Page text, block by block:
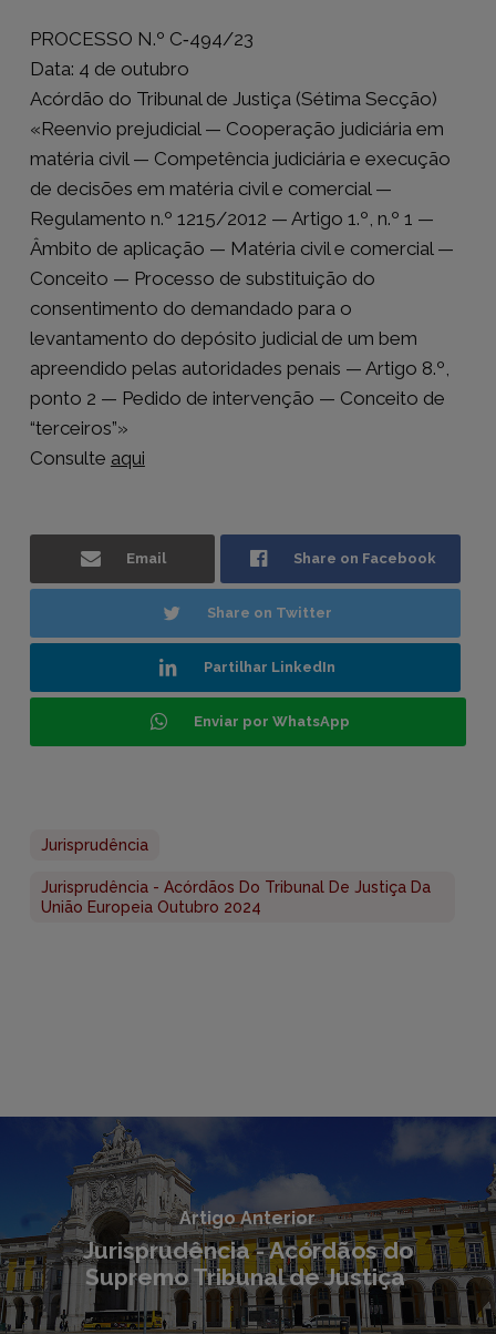
PROCESSO N.º C‑494/23
Data: 4 de outubro
Acórdão do Tribunal de Justiça (Sétima Secção)
«Reenvio prejudicial — Cooperação judiciária em
matéria civil — Competência judiciária e execução
de decisões em matéria civil e comercial —
Regulamento n.º 1215/2012 — Artigo 1.º, n.º 1 —
Âmbito de aplicação — Matéria civil e comercial —
Conceito — Processo de substituição do
consentimento do demandado para o
levantamento do depósito judicial de um bem
apreendido pelas autoridades penais — Artigo 8.º,
ponto 2 — Pedido de intervenção — Conceito de
“terceiros”»
Consulte aqui
Email Share on Facebook
Share on Twitter
Partilhar LinkedIn
Enviar por WhatsApp
Jurisprudência
Jurisprudência - Acórdãos Do Tribunal De Justiça Da
União Europeia Outubro 2024
Artigo Anterior
Jurisprudência - Acórdãos do
Supremo Tribunal de Justiça